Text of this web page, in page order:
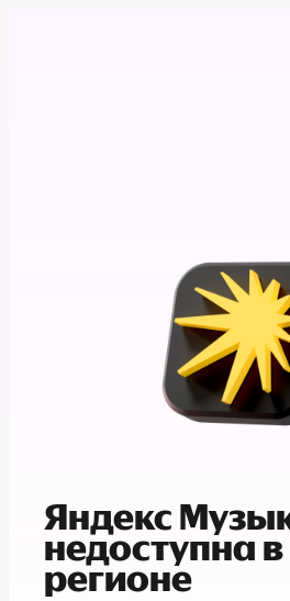
Яндекс
недоступна
регионе